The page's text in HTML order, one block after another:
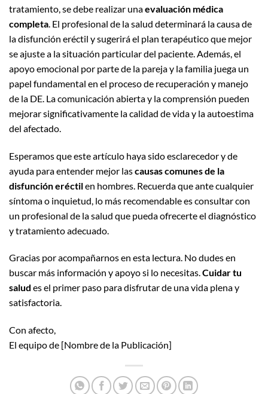
tratamiento, se debe realizar unaevaluación médica
completa. El profesional de la salud determinará la causa de
la disfunción eréctil y sugerirá el plan terapéutico que mejor
se ajuste a la situación particular del paciente. Además, el
apoyo emocional por parte de la pareja y la familia juega un
papel fundamental en el proceso de recuperación y manejo
de la DE. La comunicación abierta y la comprensión pueden
mejorar significativamente la calidad de vida y la autoestima
del afectado.
Esperamos que este artículo haya sido esclarecedor y de
ayuda para entender mejor lascausas comunes de la
disfunción eréctilen hombres. Recuerda que ante cualquier
síntoma o inquietud, lo más recomendable es consultar con
un profesional de la salud que pueda ofrecerte el diagnóstico
y tratamiento adecuado.
Gracias por acompañarnos en esta lectura. No dudes en
buscar más información y apoyo si lo necesitas.Cuidar tu
salud es el primer paso para disfrutar de una vida plena y
satisfactoria.
Con afecto,
El equipo de [Nombre de la Publicación]